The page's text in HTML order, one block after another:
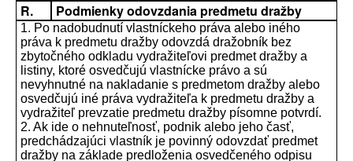
R. Podmienky odovzdania predmetu dražby
1. Po nadobudnutí vlastníckeho práva alebo iného
práva k predmetu dražby odovzdá dražobník bez
zbytočného odkladu vydražiteľovi predmet dražby a
listiny, ktoré osvedčujú vlastnícke právo a sú
nevyhnutné na nakladanie s predmetom dražby alebo
osvedčujú iné práva vydražiteľa k predmetu dražby a
vydražiteľ prevzatie predmetu dražby písomne potvrdí.
2. Ak ide o nehnuteľnosť, podnik alebo jeho časť,
predchádzajúci vlastník je povinný odovzdať predmet
dražby na základe predloženia osvedčeného odpisu